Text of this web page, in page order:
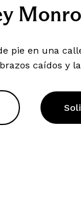
pie en una
caídos y